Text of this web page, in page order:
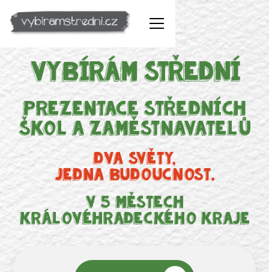
Vybírám střední
Prezentace středních
škol a zaměstnavatelů
Dva světy,
Jedna budoucnost.
v 5 městech
královéhradeckého kraje